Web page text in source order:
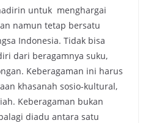
untuk menghargai
namun tetap bersatu
Indonesia. Tidak bisa
dari beragamnya suku,
Keberagaman ini harus
khasanah sosio-kultural,
Keberagaman bukan
diadu antara satu